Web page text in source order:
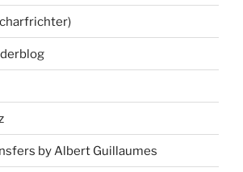
by Albert Guillaumes